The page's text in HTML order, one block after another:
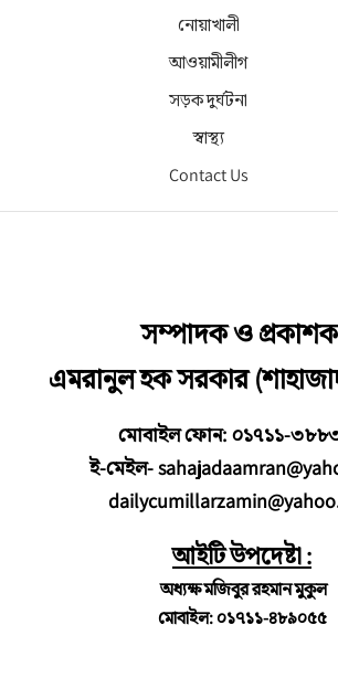
নোয়াখালী
আওয়ামীলীগ
সড়ক দুর্ঘটনা
স্বাস্থ্য
Contact Us
সম্পাদক ও
এমরানুল হক সরকার
মোবাইল ফোন: ০১৭১১-
ই-মেইল-
আইটি উপদেষ্টা :
অধ্যক্ষ মজিবুর রহমান মুকুল
মোবাইল: ০১৭১১-৪৮৯০৫৫